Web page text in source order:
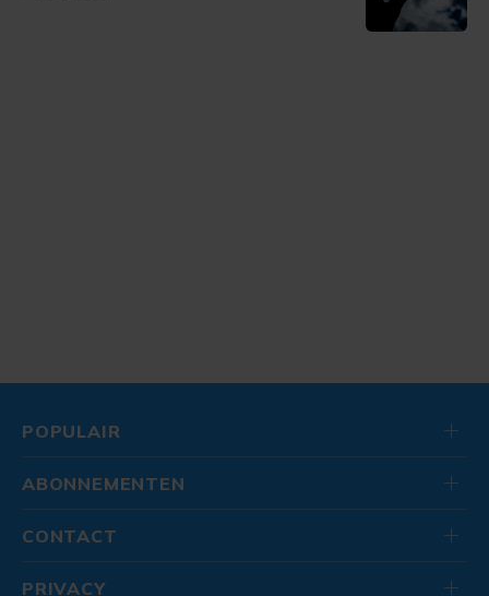
POPULAIR
ABONNEMENTEN
CONTACT
PRIVACY